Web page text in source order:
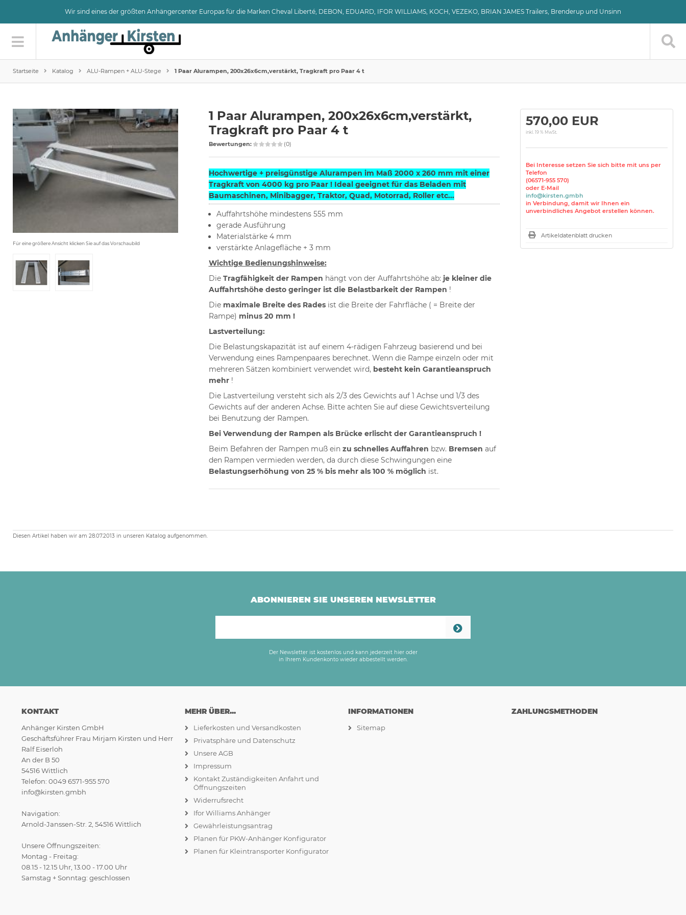
Wir sind eines der größten Anhängercenter Europas für die Marken Cheval Liberté, DEBON, EDUARD, IFOR WILLIAMS, KOCH, VEZEKO, BRIAN JAMES Trailers, Brenderup und Unsinn
Startseite Katalog ALU-Rampen + ALU-Stege 1 Paar Alurampen, 200x26x6cm,verstärkt, Tragkraft pro Paar 4 t
Für eine größere Ansicht klicken Sie auf das Vorschaubild
1 Paar Alurampen, 200x26x6cm,verstärkt,
Tragkraft pro Paar 4 t
Bewertungen: (0)
Hochwertige + preisgünstige Alurampen im Maß 2000 x 260 mm mit einer
Tragkraft von 4000 kg pro Paar ! Ideal geeignet für das Beladen mit
Baumaschinen, Minibagger, Traktor, Quad, Motorrad, Roller etc...
Auffahrtshöhe mindestens 555 mm
gerade Ausführung
Materialstärke 4 mm
verstärkte Anlagefläche + 3 mm
Wichtige Bedienungshinweise:
Die Tragfähigkeit der Rampen hängt von der Auffahrtshöhe ab: je kleiner die
Auffahrtshöhe desto geringer ist die Belastbarkeit der Rampen !
Die maximale Breite des Radesist die Breite der Fahrfläche ( = Breite der
Rampe) minus 20 mm !
Lastverteilung:
Die Belastungskapazität ist auf einem 4-rädigen Fahrzeug basierend und bei
Verwendung eines Rampenpaares berechnet. Wenn die Rampe einzeln oder mit
mehreren Sätzen kombiniert verwendet wird, besteht kein Garantieanspruch
mehr !
Die Lastverteilung versteht sich als 2/3 des Gewichts auf 1 Achse und 1/3 des
Gewichts auf der anderen Achse. Bitte achten Sie auf diese Gewichtsverteilung
bei Benutzung der Rampen.
Bei Verwendung der Rampen als Brücke erlischt der Garantieanspruch !
Beim Befahren der Rampen muß ein zu schnelles Auffahren bzw. Bremsen auf
den Rampen vermieden werden, da durch diese Schwingungen eine
Belastungserhöhung von 25 % bis mehr als 100 % möglich ist.
570,00 EUR
inkl. 19 % MwSt.
Bei Interesse setzen Sie sich bitte mit uns per
Telefon
(06571-955 570)
oder E-Mail
info@kirsten.gmbh
in Verbindung, damit wir Ihnen ein
unverbindliches Angebot erstellen können.
Artikeldatenblatt drucken
Diesen Artikel haben wir am 28.07.2013 in unseren Katalog aufgenommen.
ABONNIEREN SIE UNSEREN NEWSLETTER
Der Newsletter ist kostenlos und kann jederzeit hier oder
in Ihrem Kundenkonto wieder abbestellt werden.
KONTAKT
Anhänger Kirsten GmbH
Geschäftsführer Frau Mirjam Kirsten und Herr
Ralf Eiserloh
An der B 50
54516 Wittlich
Telefon: 0049 6571-955 570
info@kirsten.gmbh
Navigation:
Arnold-Janssen-Str. 2, 54516 Wittlich
Unsere Öffnungszeiten:
Montag - Freitag:
08.15 - 12.15 Uhr, 13.00 - 17.00 Uhr
Samstag + Sonntag: geschlossen
MEHR ÜBER...
Lieferkosten und Versandkosten
Privatsphäre und Datenschutz
Unsere AGB
Impressum
Kontakt Zuständigkeiten Anfahrt und
Öffnungszeiten
Widerrufsrecht
Ifor Williams Anhänger
Gewährleistungsantrag
Planen für PKW-Anhänger Konfigurator
Planen für Kleintransporter Konfigurator
INFORMATIONEN
Sitemap
ZAHLUNGSMETHODEN